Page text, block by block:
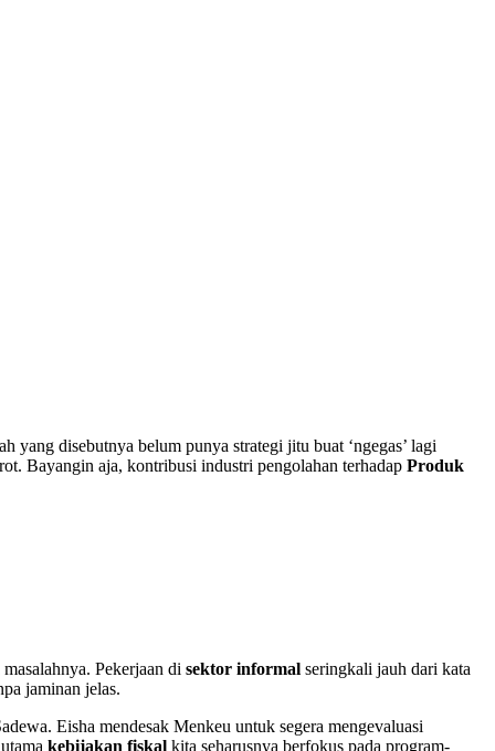
yang disebutnya belum punya strategi jitu buat ‘ngegas’ lagi
Bayangin aja, kontribusi industri pengolahan terhadap Produk
Pekerjaan di sektor informal seringkali jauh dari kata
jaminan jelas.
Eisha mendesak Menkeu untuk segera mengevaluasi
kebijakan fiskal kita seharusnya berfokus pada program-